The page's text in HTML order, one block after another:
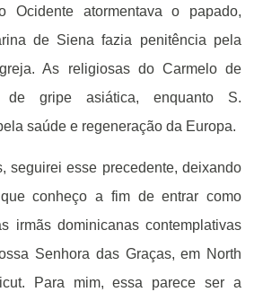
Ocidente atormentava o papado,
de Siena fazia penitência pela
As religiosas do Carmelo de
de gripe asiática, enquanto S.
saúde e regeneração da Europa.
seguirei esse precedente, deixando
conheço a fim de entrar como
irmãs dominicanas contemplativas
Senhora das Graças, em North
Para mim, essa parece ser a